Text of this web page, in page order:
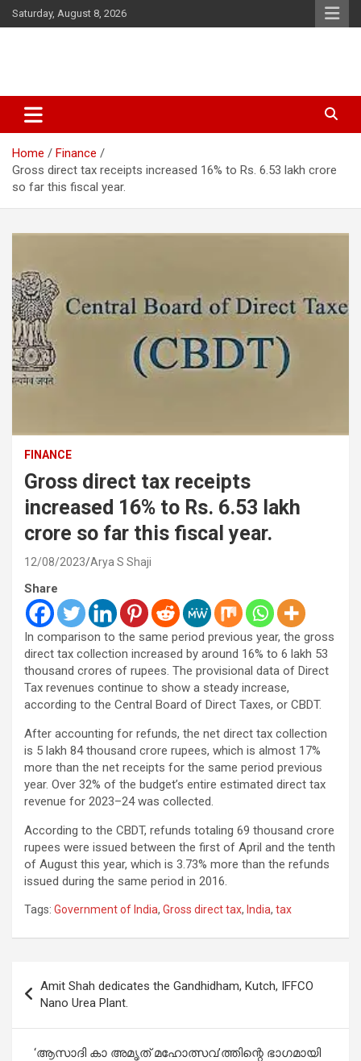
Skip
to
Saturday, August 8, 2026
Sarkardaily : Breaking News |
Latest Malayalam News | Latest
English News
India. Politics News Events. Sports News. Movie News. Lifestyle
News.
Home
Finance
Gross direct tax receipts increased 16% to Rs. 6.53 lakh crore
so far this fiscal year.
FINANCE
Gross direct tax receipts
increased 16% to Rs. 6.53 lakh
crore so far this fiscal year.
12/08/2023 Arya S Shaji
Share
In comparison to the same period previous year, the gross
direct tax collection increased by around 16% to 6 lakh 53
thousand crores of rupees. The provisional data of Direct
Tax revenues continue to show a steady increase,
according to the Central Board of Direct Taxes, or CBDT.
After accounting for refunds, the net direct tax collection
is 5 lakh 84 thousand crore rupees, which is almost 17%
more than the net receipts for the same period previous
year. Over 32% of the budget’s entire estimated direct tax
revenue for 2023–24 was collected.
According to the CBDT, refunds totaling 69 thousand crore
rupees were issued between the first of April and the tenth
of August this year, which is 3.73% more than the refunds
issued during the same period in 2016.
Tags: Government of India, Gross direct tax, India, tax
navigation
Amit Shah dedicates the Gandhidham, Kutch, IFFCO
Nano Urea Plant.
‘ആസാദി കാ അമൃത് മഹോത്സവ’ത്തിന്റെ ഭാഗമായി